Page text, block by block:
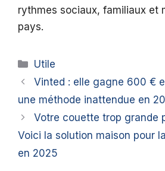
rythmes sociaux, familiaux et
pays.
Catégories
Utile
Vinted : elle gagne 600 €
une méthode inattendue en
Votre couette trop grande
Voici la solution maison pour
en 2025